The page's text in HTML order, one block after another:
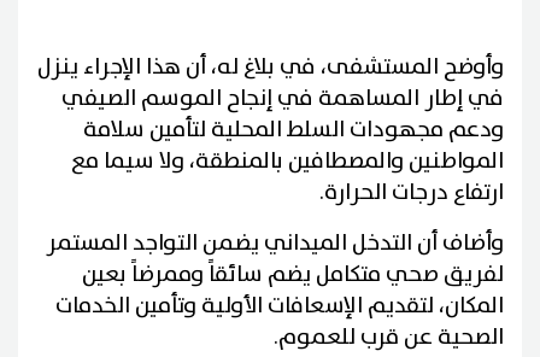
وأوضح المستشفى، في بلاغ له، أن هذا الإجراء ينزل
في إطار المساهمة في إنجاح الموسم الصيفي
ودعم مجهودات السلط المحلية لتأمين سلامة
المواطنين والمصطافين بالمنطقة، ولا سيما مع
ارتفاع درجات الحرارة.
وأضاف أن التدخل الميداني يضمن التواجد المستمر
لفريق صحي متكامل يضم سائقاً وممرضاً بعين
المكان، لتقديم الإسعافات الأولية وتأمين الخدمات
الصحية عن قرب للعموم.